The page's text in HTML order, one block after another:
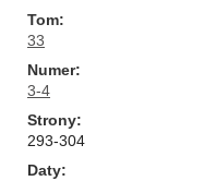
Tom
33
Numer
3-4
Strony
293-304
Daty